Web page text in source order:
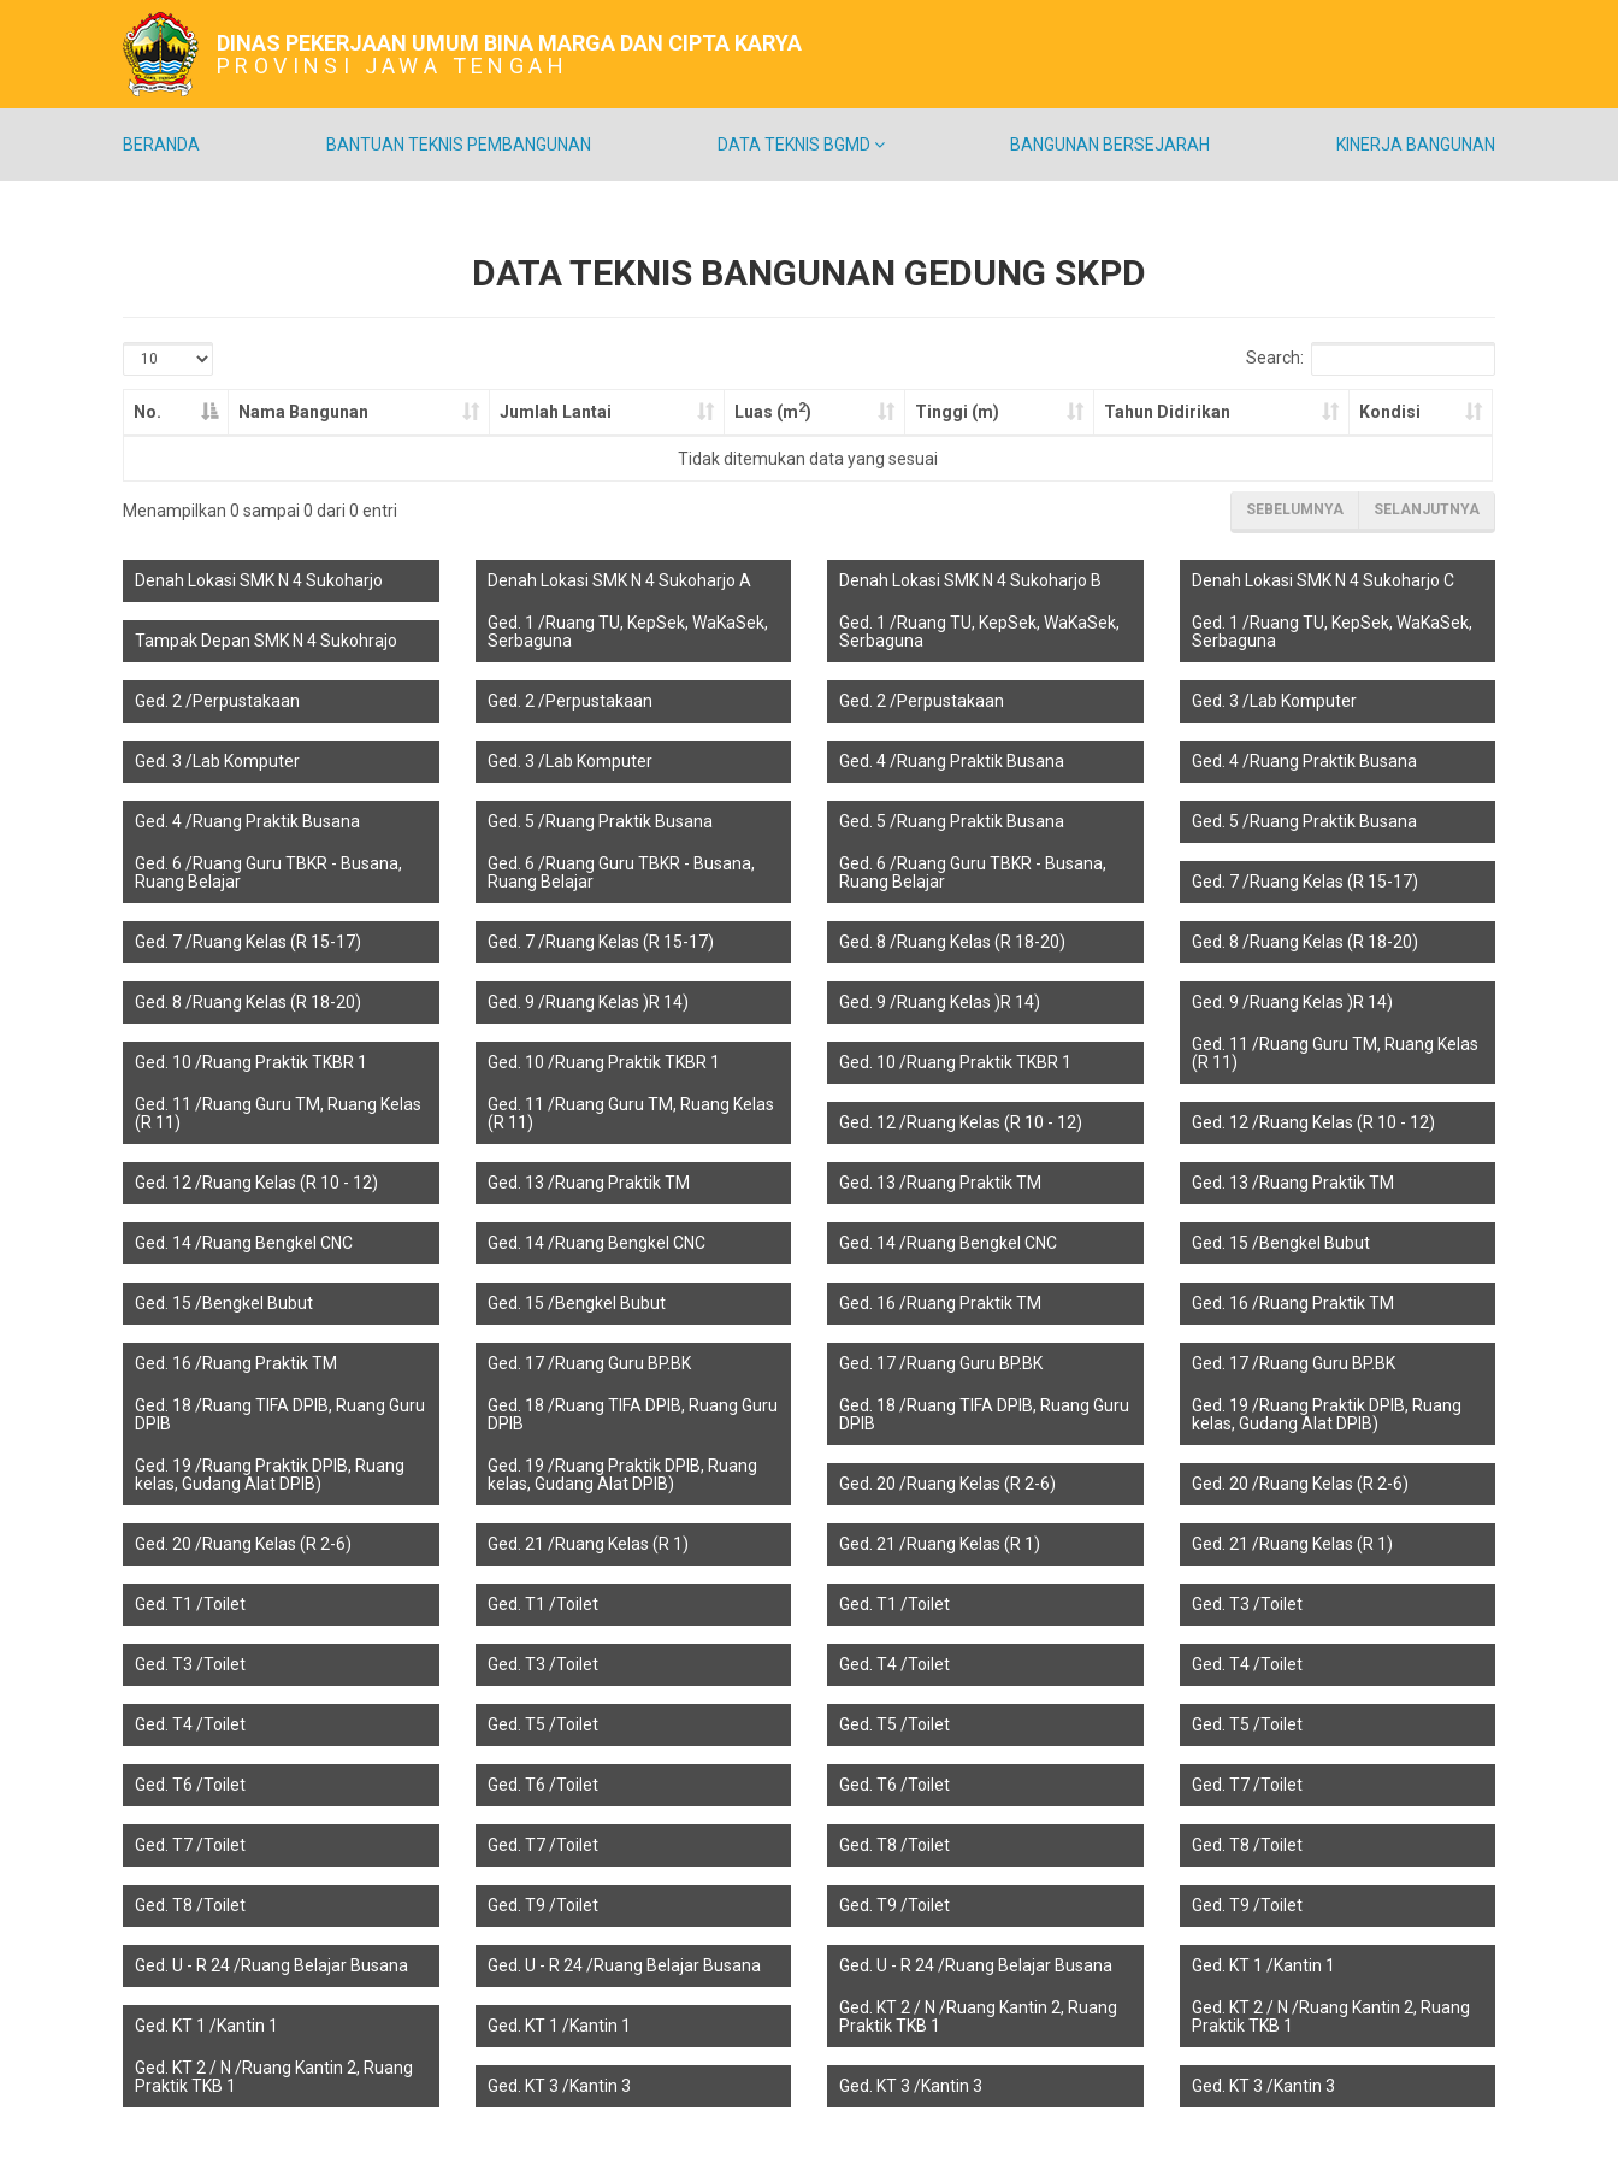
DINAS PEKERJAAN UMUM BINA MARGA DAN CIPTA KARYA
PROVINSI JAWA TENGAH
BERANDA BANTUAN TEKNIS PEMBANGUNAN DATA TEKNIS BGMD BANGUNAN BERSEJARAH KINERJA BANGUNAN
DATA TEKNIS BANGUNAN GEDUNG SKPD
Search:
No. Nama Bangunan Jumlah Lantai Luas (m2) Tinggi (m) Tahun Didirikan Kondisi
Tidak ditemukan data yang sesuai
Menampilkan 0 sampai 0 dari 0 entri SEBELUMNYA SELANJUTNYA
Denah Lokasi SMK N 4 Sukoharjo Denah Lokasi SMK N 4 Sukoharjo A Denah Lokasi SMK N 4 Sukoharjo B Denah Lokasi SMK N 4 Sukoharjo C
Tampak Depan SMK N 4 Sukohrajo
Ged. 1 /Ruang TU, KepSek, WaKaSek,
Serbaguna
Ged. 1 /Ruang TU, KepSek, WaKaSek,
Serbaguna
Ged. 1 /Ruang TU, KepSek, WaKaSek,
Serbaguna
Ged. 2 /Perpustakaan Ged. 2 /Perpustakaan Ged. 2 /Perpustakaan Ged. 3 /Lab Komputer
Ged. 3 /Lab Komputer Ged. 3 /Lab Komputer Ged. 4 /Ruang Praktik Busana Ged. 4 /Ruang Praktik Busana
Ged. 4 /Ruang Praktik Busana Ged. 5 /Ruang Praktik Busana Ged. 5 /Ruang Praktik Busana Ged. 5 /Ruang Praktik Busana
Ged. 6 /Ruang Guru TBKR - Busana,
Ruang Belajar
Ged. 6 /Ruang Guru TBKR - Busana,
Ruang Belajar
Ged. 6 /Ruang Guru TBKR - Busana,
Ruang Belajar
Ged. 7 /Ruang Kelas (R 15-17)
Ged. 7 /Ruang Kelas (R 15-17) Ged. 7 /Ruang Kelas (R 15-17) Ged. 8 /Ruang Kelas (R 18-20) Ged. 8 /Ruang Kelas (R 18-20)
Ged. 8 /Ruang Kelas (R 18-20) Ged. 9 /Ruang Kelas )R 14) Ged. 9 /Ruang Kelas )R 14) Ged. 9 /Ruang Kelas )R 14)
Ged. 10 /Ruang Praktik TKBR 1 Ged. 10 /Ruang Praktik TKBR 1 Ged. 10 /Ruang Praktik TKBR 1
Ged. 11 /Ruang Guru TM, Ruang Kelas
(R 11)
Ged. 11 /Ruang Guru TM, Ruang Kelas
(R 11)
Ged. 11 /Ruang Guru TM, Ruang Kelas
(R 11)
Ged. 12 /Ruang Kelas (R 10 - 12) Ged. 12 /Ruang Kelas (R 10 - 12)
Ged. 12 /Ruang Kelas (R 10 - 12) Ged. 13 /Ruang Praktik TM Ged. 13 /Ruang Praktik TM Ged. 13 /Ruang Praktik TM
Ged. 14 /Ruang Bengkel CNC Ged. 14 /Ruang Bengkel CNC Ged. 14 /Ruang Bengkel CNC Ged. 15 /Bengkel Bubut
Ged. 15 /Bengkel Bubut Ged. 15 /Bengkel Bubut Ged. 16 /Ruang Praktik TM Ged. 16 /Ruang Praktik TM
Ged. 16 /Ruang Praktik TM Ged. 17 /Ruang Guru BP.BK Ged. 17 /Ruang Guru BP.BK Ged. 17 /Ruang Guru BP.BK
Ged. 18 /Ruang TIFA DPIB, Ruang Guru
DPIB
Ged. 18 /Ruang TIFA DPIB, Ruang Guru
DPIB
Ged. 18 /Ruang TIFA DPIB, Ruang Guru
DPIB
Ged. 19 /Ruang Praktik DPIB, Ruang
kelas, Gudang Alat DPIB)
Ged. 19 /Ruang Praktik DPIB, Ruang
kelas, Gudang Alat DPIB)
Ged. 19 /Ruang Praktik DPIB, Ruang
kelas, Gudang Alat DPIB)
Ged. 20 /Ruang Kelas (R 2-6) Ged. 20 /Ruang Kelas (R 2-6)
Ged. 20 /Ruang Kelas (R 2-6) Ged. 21 /Ruang Kelas (R 1) Ged. 21 /Ruang Kelas (R 1) Ged. 21 /Ruang Kelas (R 1)
Ged. T1 /Toilet Ged. T1 /Toilet Ged. T1 /Toilet Ged. T3 /Toilet
Ged. T3 /Toilet Ged. T3 /Toilet Ged. T4 /Toilet Ged. T4 /Toilet
Ged. T4 /Toilet Ged. T5 /Toilet Ged. T5 /Toilet Ged. T5 /Toilet
Ged. T6 /Toilet Ged. T6 /Toilet Ged. T6 /Toilet Ged. T7 /Toilet
Ged. T7 /Toilet Ged. T7 /Toilet Ged. T8 /Toilet Ged. T8 /Toilet
Ged. T8 /Toilet Ged. T9 /Toilet Ged. T9 /Toilet Ged. T9 /Toilet
Ged. U - R 24 /Ruang Belajar Busana Ged. U - R 24 /Ruang Belajar Busana Ged. U - R 24 /Ruang Belajar Busana Ged. KT 1 /Kantin 1
Ged. KT 1 /Kantin 1 Ged. KT 1 /Kantin 1
Ged. KT 2 / N /Ruang Kantin 2, Ruang
Praktik TKB 1
Ged. KT 2 / N /Ruang Kantin 2, Ruang
Praktik TKB 1
Ged. KT 2 / N /Ruang Kantin 2, Ruang
Praktik TKB 1
Ged. KT 3 /Kantin 3 Ged. KT 3 /Kantin 3 Ged. KT 3 /Kantin 3